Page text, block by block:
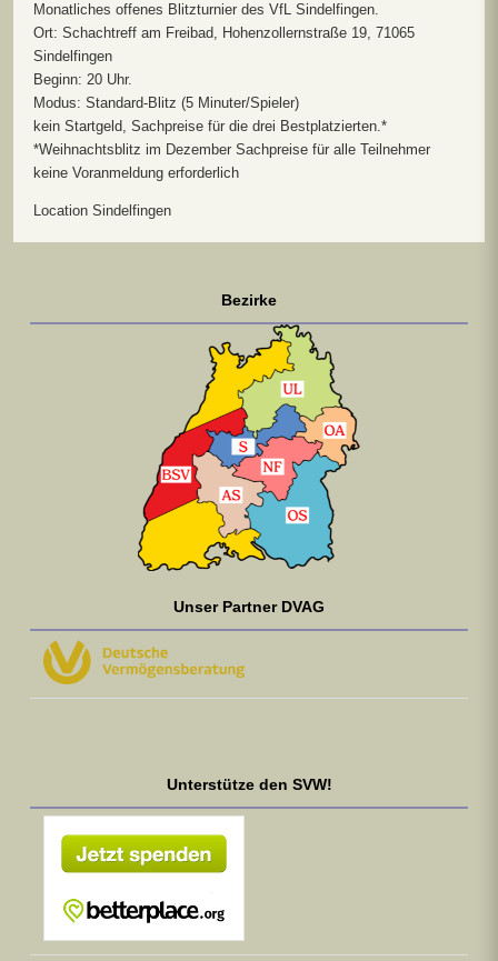
Monatliches offenes Blitzturnier des VfL Sindelfingen.
Ort: Schachtreff am Freibad, Hohenzollernstraße 19, 71065
Sindelfingen
Beginn: 20 Uhr.
Modus: Standard-Blitz (5 Minuter/Spieler)
kein Startgeld, Sachpreise für die drei Bestplatzierten.*
*Weihnachtsblitz im Dezember Sachpreise für alle Teilnehmer
keine Voranmeldung erforderlich
Location Sindelfingen
Bezirke
Unser Partner DVAG
Unterstütze den SVW!